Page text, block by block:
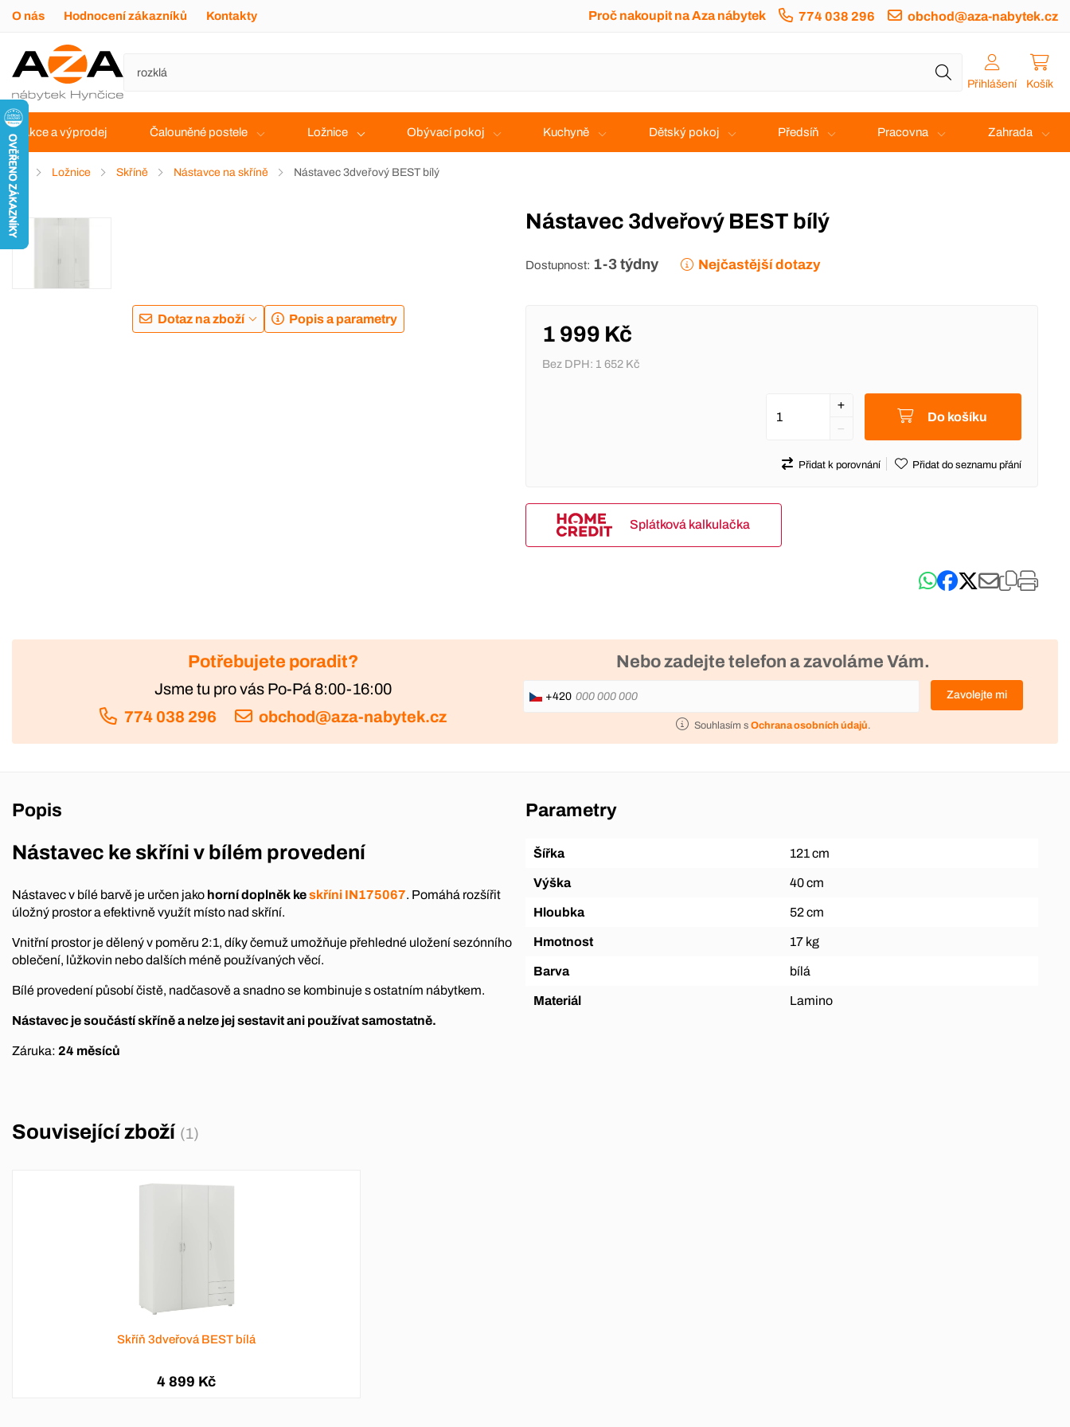
O nás Hodnocení zákazníků Kontakty Proč nakoupit na Aza nábytek 774 038 296 obchod@aza-nabytek.cz
Přihlášení Košík
Akce a výprodej Čalouněné postele Ložnice Obývací pokoj Kuchyně Dětský pokoj Předsíň Pracovna Zahrada
Ložnice Skříně Nástavce na skříně Nástavec 3dveřový BEST bílý
Dotaz na zboží Popis a parametry
Nástavec 3dveřový BEST bílý
Dostupnost: 1-3 týdny Nejčastější dotazy
1 999 Kč
Bez DPH: 1 652 Kč
Do košíku
Přidat k porovnání Přidat do seznamu přání
Splátková kalkulačka
Potřebujete poradit?
Jsme tu pro vás Po-Pá 8:00-16:00
774 038 296
obchod@aza-nabytek.cz
Nebo zadejte telefon a zavoláme Vám.
+420 Zavolejte mi
Souhlasím s Ochrana osobních údajů.
Popis
Nástavec ke skříni v bílém provedení
Nástavec v bílé barvě je určen jako horní doplněk keskříni IN175067. Pomáhá rozšířit
úložný prostor a efektivně využít místo nad skříní.
Vnitřní prostor je dělený v poměru 2:1, díky čemuž umožňuje přehledné uložení sezónního
oblečení, lůžkovin nebo dalších méně používaných věcí.
Bílé provedení působí čistě, nadčasově a snadno se kombinuje s ostatním nábytkem.
Nástavec je součástí skříně a nelze jej sestavit ani používat samostatně.
Záruka: 24 měsíců
Parametry
Šířka 121 cm
Výška 40 cm
Hloubka 52 cm
Hmotnost 17 kg
Barva bílá
Materiál Lamino
Související zboží (1)
Skříň 3dveřová BEST bílá
4 899 Kč